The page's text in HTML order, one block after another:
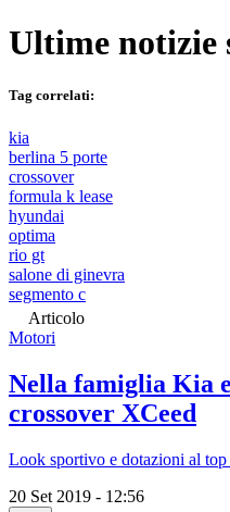
Ultime notizie
Tag correlati:
kia
berlina 5 porte
crossover
formula k lease
hyundai
optima
rio gt
salone di ginevra
segmento c
Articolo
Motori
Nella famiglia Kia
crossover XCeed
Look sportivo e dotazioni al top
20 Set 2019 - 12:56